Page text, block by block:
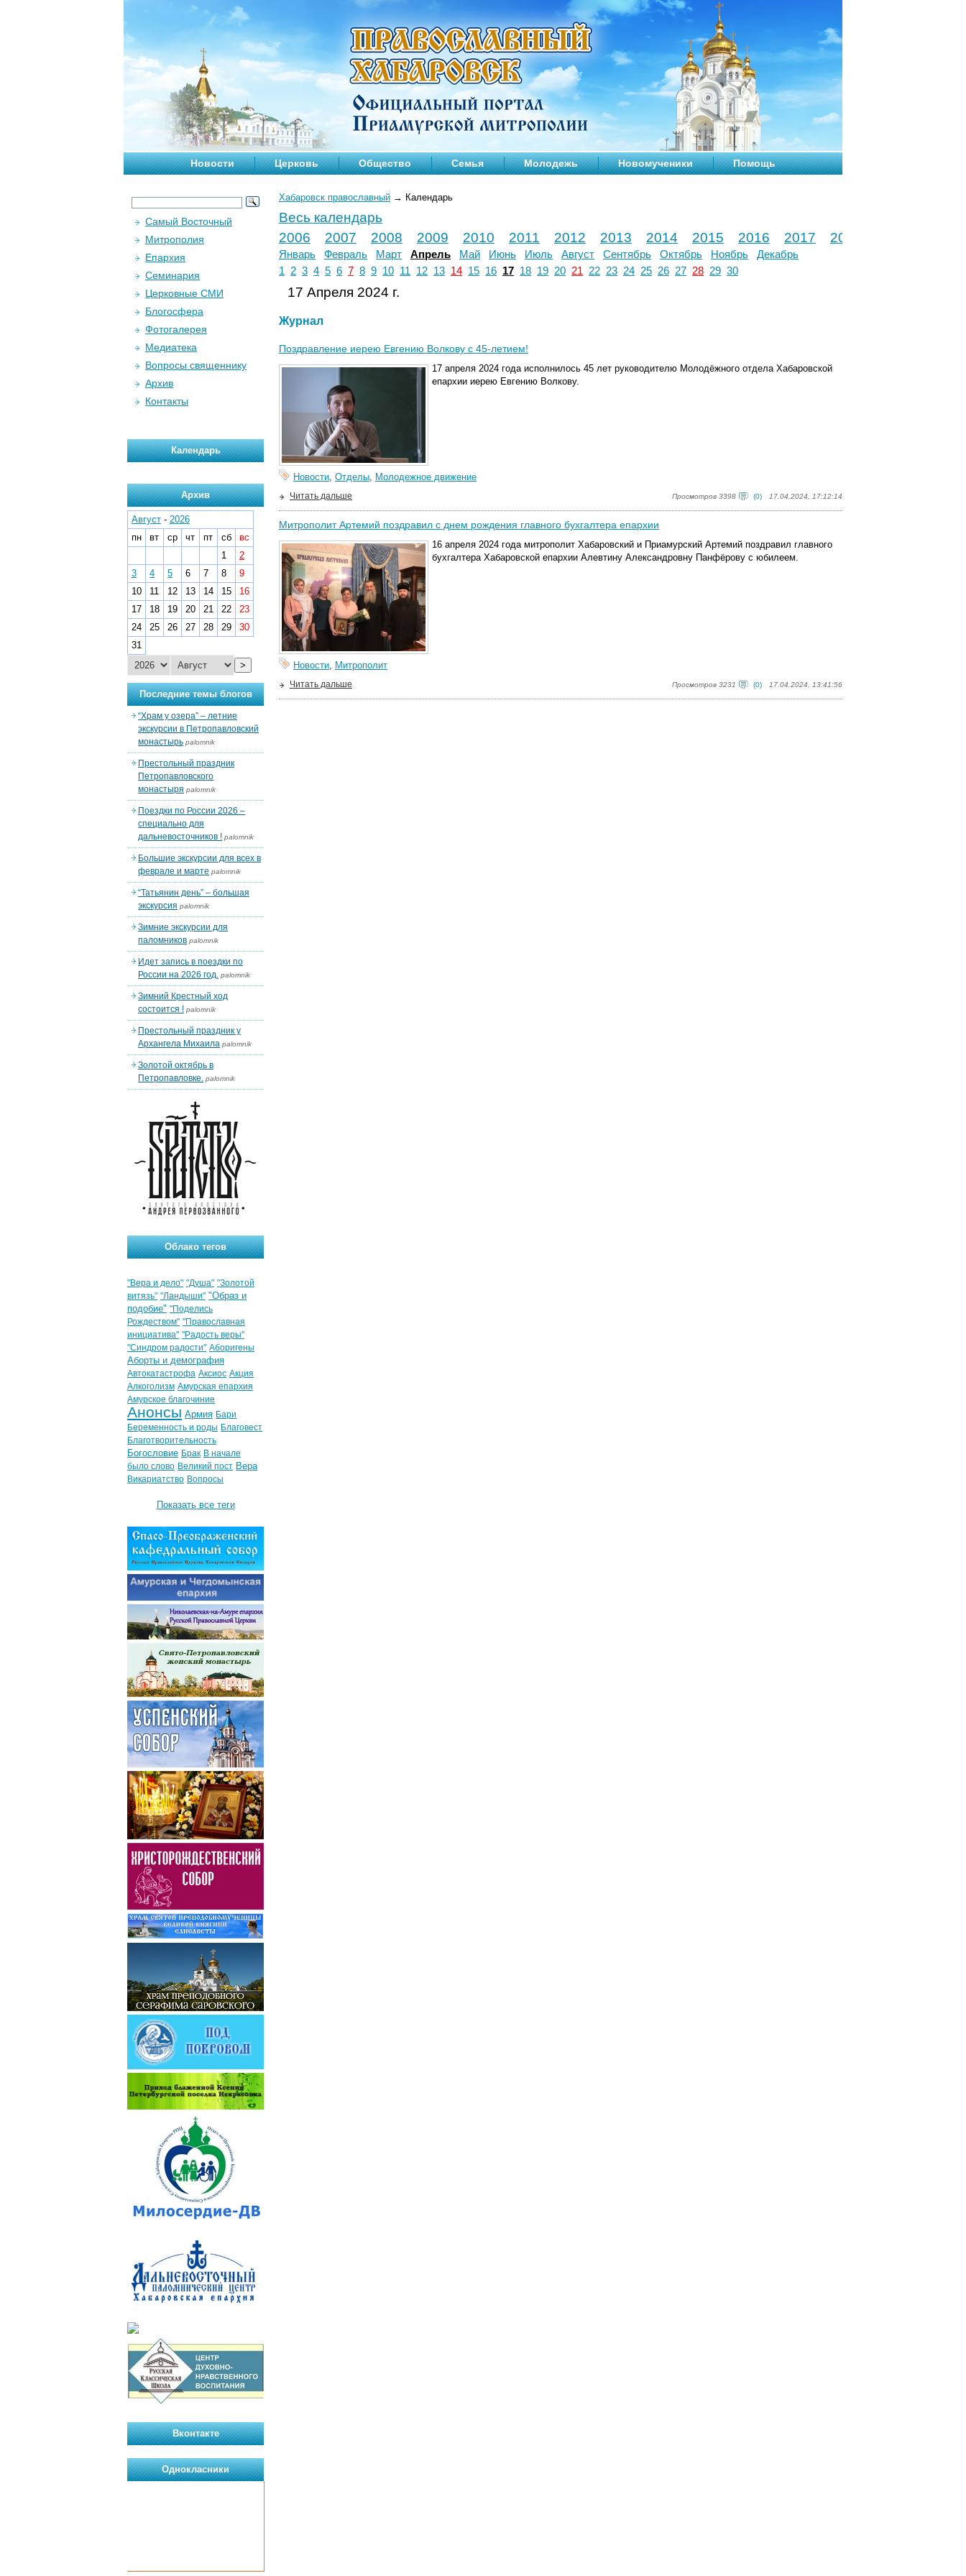
Новости Церковь Общество Семья Молодежь Новомученики Помощь
Хабаровск православный → Календарь
Весь календарь
2006
2007 2008 2009 2010 2011 2012 2013 2014 2015 2016 2017 2018
Январь Февраль Март Апрель Май Июнь Июль Август Сентябрь Октябрь Ноябрь
Декабрь
1
2 3 4 5 6 7 8 9 10 11 12 13 14 15 16 17 18 19 20 21 22 23 24 25 26 27 28 29 30
17 Апреля 2024 г.
Журнал
Поздравление иерею Евгению Волкову с 45-летием!
17 апреля 2024 года исполнилось 45 лет руководителю Молодёжного отдела Хабаровской
епархии иерею Евгению Волкову.
Новости, Отделы, Молодежное движение
Просмотров 3398 (0) 17.04.2024, 17:12:14
Читать дальше
Митрополит Артемий поздравил с днем рождения главного бухгалтера епархии
16 апреля 2024 года митрополит Хабаровский и Приамурский Артемий поздравил главного
бухгалтера Хабаровской епархии Алевтину Александровну Панфёрову с юбилеем.
Новости, Митрополит
Просмотров 3231 (0) 17.04.2024, 13:41:56
Читать дальше
Самый Восточный
Митрополия
Епархия
Семинария
Церковные СМИ
Блогосфера
Фотогалерея
Медиатека
Вопросы священнику
Архив
Контакты
Календарь
Архив
Август - 2026
пн
вт ср чт пт сб
вс
1
2
3
4 5 6 7 8
9
10
11 12 13 14 15
16
17
18 19 20 21 22
23
24
25 26 27 28 29
30
31
>
Последние темы блогов
“Храм у озера” – летние
экскурсии в Петропавловский
монастырь palomnik
Престольный праздник
Петропавловского
монастыря palomnik
Поездки по России 2026 –
специально для
дальневосточников ! palomnik
Большие экскурсии для всех в
феврале и марте palomnik
“Татьянин день” – большая
экскурсия palomnik
Зимние экскурсии для
паломников palomnik
Идет запись в поездки по
России на 2026 год. palomnik
Зимний Крестный ход
состоится ! palomnik
Престольный праздник у
Архангела Михаила palomnik
Золотой октябрь в
Петропавловке. palomnik
Облако тегов
"Вера и дело" "Душа" "Золотой
витязь" "Ландыши" "Образ и
подобие" "Поделись
Рождеством" "Православная
инициатива" "Радость веры"
"Синдром радости" Аборигены
Аборты и демография
Автокатастрофа Аксиос Акция
Алкоголизм Амурская епархия
Амурское благочиние
Анонсы Армия Бари
Беременность и роды Благовест
Благотворительность
Богословие Брак В начале
было слово Великий пост Вера
Викариатство Вопросы
Показать все теги
Вконтакте
Однокласники